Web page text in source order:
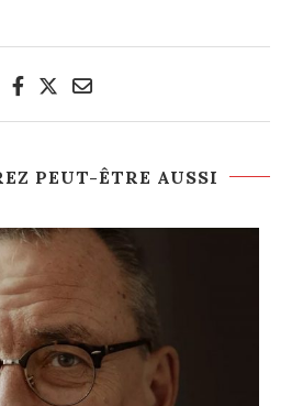
PEUT-ÊTRE AUSSI